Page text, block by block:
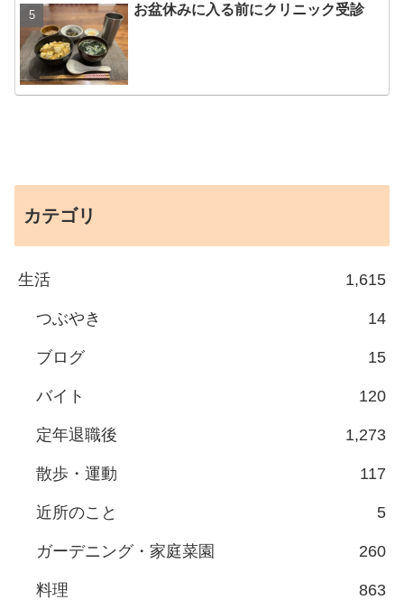
お盆休みに入る前にクリニック受診
カテゴリ
生活 1,615
つぶやき 14
ブログ 15
バイト 120
定年退職後 1,273
散歩・運動 117
近所のこと 5
ガーデニング・家庭菜園 260
料理 863